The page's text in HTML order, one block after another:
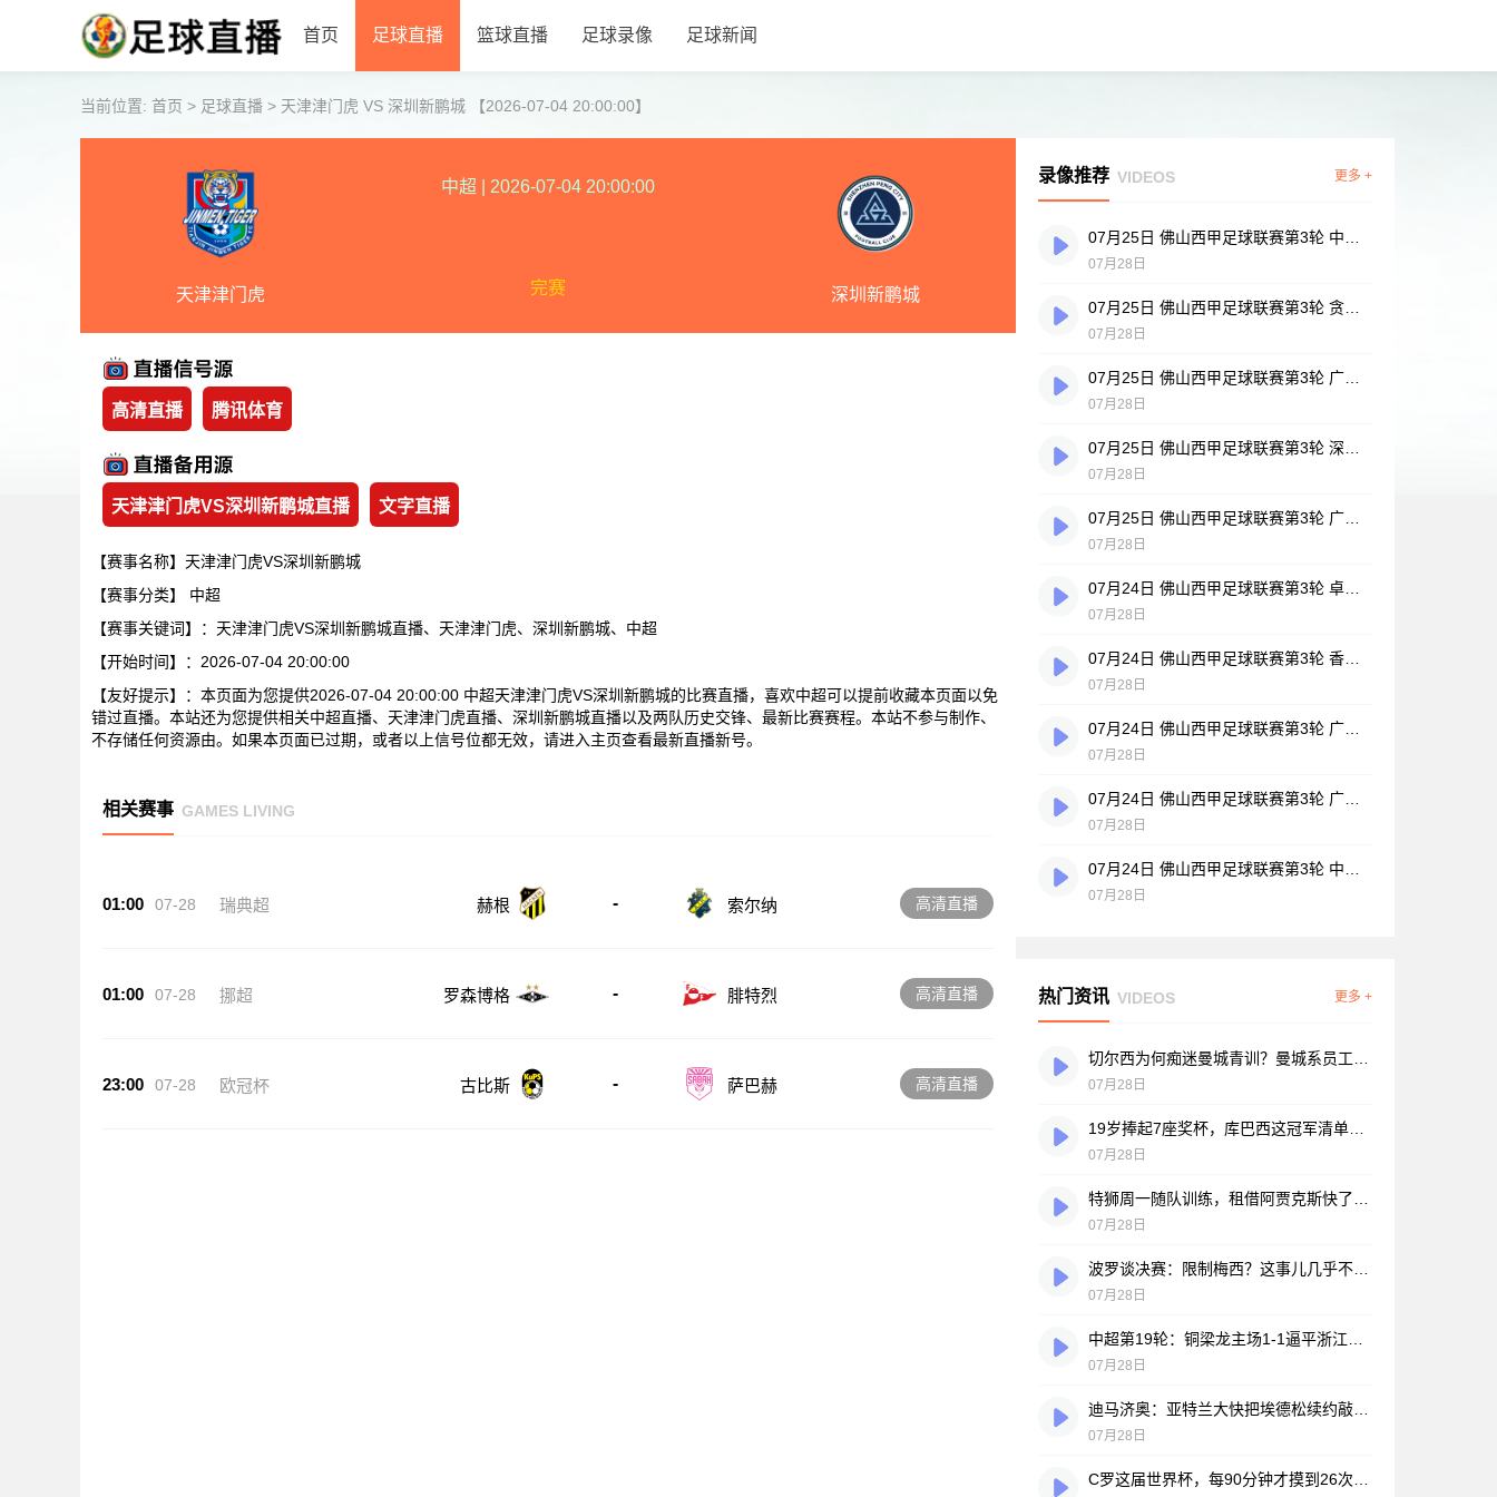
首页 足球直播 篮球直播 足球录像 足球新闻
当前位置: 首页 > 足球直播 > 天津津门虎 VS 深圳新鹏城 【2026-07-04 20:00:00】
天津津门虎
中超 2026-07-04 20:00:00
完赛 深圳新鹏城
高清直播 腾讯体育
天津津门虎VS深圳新鹏城直播 文字直播
【赛事名称】天津津门虎VS深圳新鹏城
【赛事分类】 中超
【赛事关键词】：天津津门虎VS深圳新鹏城直播、天津津门虎、深圳新鹏城、中超
【开始时间】：2026-07-04 20:00:00
【友好提示】：本页面为您提供2026-07-04 20:00:00 中超天津津门虎VS深圳新鹏城的比赛直播，喜欢中超可以提前收藏本页面以免
错过直播。本站还为您提供相关中超直播、天津津门虎直播、深圳新鹏城直播以及两队历史交锋、最新比赛赛程。本站不参与制作、
不存储任何资源由。如果本页面已过期，或者以上信号位都无效，请进入主页查看最新直播新号。
相关赛事 GAMES LIVING
01:00 07-28 瑞典超 赫根 - 索尔纳 高清直播
01:00 07-28 挪超 罗森博格 - 腓特烈 高清直播
23:00 07-28 欧冠杯 古比斯 - 萨巴赫 高清直播
录像推荐 VIDEOS 更多 +
07月28日
07月28日
07月28日
07月28日
07月28日
07月28日
07月28日
07月28日
07月28日
07月28日
热门资讯 VIDEOS 更多 +
07月28日
07月28日
07月28日
07月28日
07月28日
07月28日